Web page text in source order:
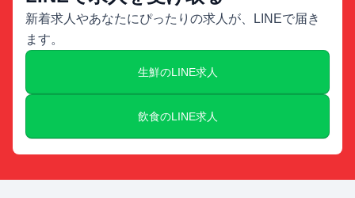
新着求人やあなたにぴったりの求人が、LINEで届き
ます。
生鮮のLINE求人
飲食のLINE求人